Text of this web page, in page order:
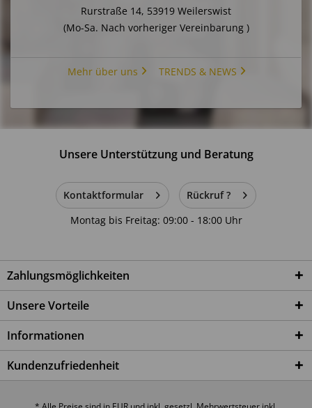
Rurstraße 14, 53919 Weilerswist
(Mo-Sa. Nach vorheriger Vereinbarung )
Mehr über uns TRENDS & NEWS
Unsere Unterstützung und Beratung
Kontaktformular
Rückruf ?
Montag bis Freitag: 09:00 - 18:00 Uhr
Zahlungsmöglichkeiten
Unsere Vorteile
Informationen
Kundenzufriedenheit
Einstellungen speichern